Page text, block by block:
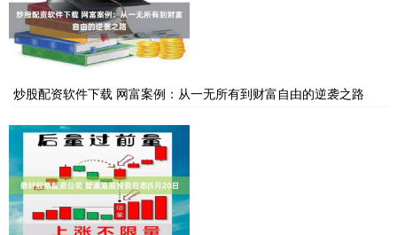
炒股配资软件下载 网富案例：从一无所有到财富自由的逆袭之路